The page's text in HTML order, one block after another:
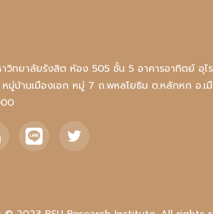
วิทยาลัยรังสิต ห้อง 505 ชั้น 5 อาคารอาทิตย์ อุไ
มู่บ้านเมืองเอก หมู่ 7 ถ.พหลโยธิน ต.หลักหก อ.เ